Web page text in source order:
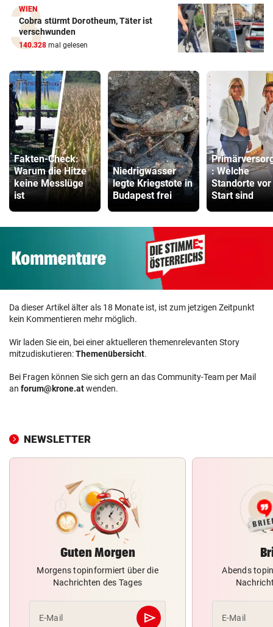
WIEN
Cobra stürmt Dorotheum, Täter ist
verschwunden
140.328 mal gelesen
Fakten-Check:
Warum die Hitze
keine Messlüge
ist
Niedrigwasser
legte Kriegstote in
Budapest frei
: Welche
Standorte vor
Start sind
Da dieser Artikel älter als 18 Monate ist, ist zum jetzigen Zeitpunkt
kein Kommentieren mehr möglich.
Wir laden Sie ein, bei einer aktuelleren themenrelevanten Story
mitzudiskutieren:Themenübersicht.
Bei Fragen können Sie sich gern an das Community-Team per Mail
an forum@krone.atwenden.
NEWSLETTER
Guten Morgen
Morgens topinformiert über die
Nachrichten des Tages
E-Mail send
Abschicken
Abends
E-Mail